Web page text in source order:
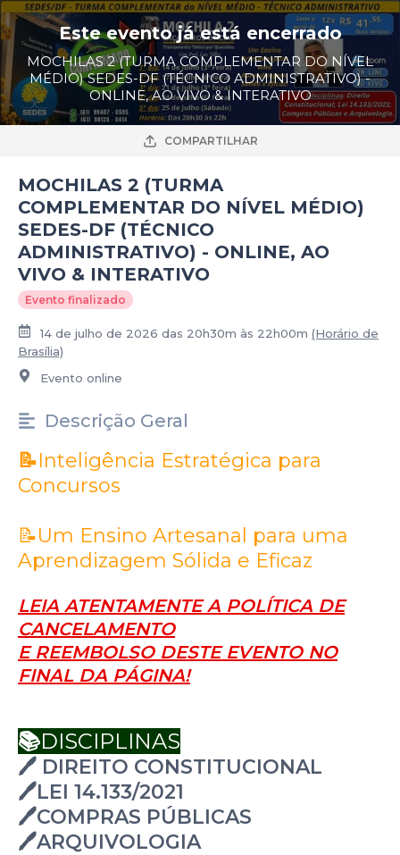
Este evento já está encerrado
MOCHILAS 2 (TURMA COMPLEMENTAR DO NÍVEL
MÉDIO) SEDES-DF (TÉCNICO ADMINISTRATIVO) -
ONLINE, AO VIVO & INTERATIVO
COMPARTILHAR
MOCHILAS 2 (TURMA
COMPLEMENTAR DO NÍVEL MÉDIO)
SEDES-DF (TÉCNICO
ADMINISTRATIVO) - ONLINE, AO
VIVO & INTERATIVO
Evento finalizado
14 de julho de 2026 das 20h30m às 22h00m (Horário de
Brasília)
Evento online
Descrição Geral
📝Inteligência Estratégica para
Concursos
📝Um Ensino Artesanal para uma
Aprendizagem Sólida e Eficaz
LEIA ATENTAMENTE A POLÍTICA DE
CANCELAMENTO
E REEMBOLSO DESTE EVENTO NO
FINAL DA PÁGINA!
📚DISCIPLINAS
🖊️ DIREITO CONSTITUCIONAL
🖊️LEI 14.133/2021
🖊️COMPRAS PÚBLICAS
🖊️ARQUIVOLOGIA